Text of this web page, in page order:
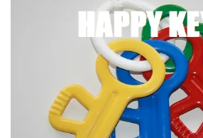
PRIJSLIJST HAPPY KEYS
VRIJBLIJVENDE OFFERTE